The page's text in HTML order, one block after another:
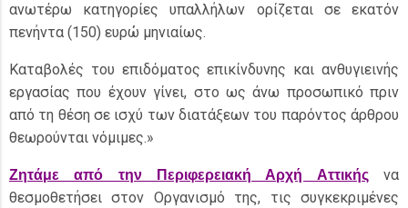
ανωτέρω κατηγορίες υπαλλήλων ορίζεται σε εκατόν
πενήντα (150) ευρώ μηνιαίως.
Καταβολές του επιδόματος επικίνδυνης και ανθυγιεινής
εργασίας που έχουν γίνει, στο ως άνω προσωπικό πριν
από τη θέση σε ισχύ των διατάξεων του παρόντος άρθρου
θεωρούνται νόμιμες.»
Ζητάμε από την Περιφερειακή Αρχή Αττικήςνα
θεσμοθετήσει στον Οργανισμό της, τις συγκεκριμένες